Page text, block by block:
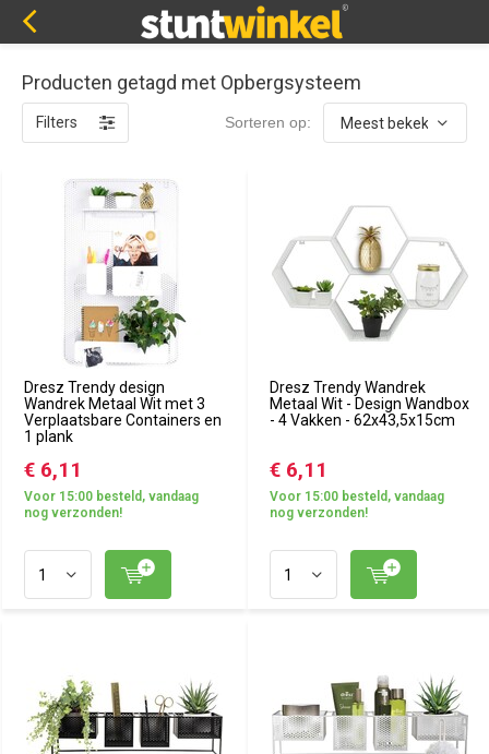
Producten getagd met Opbergsysteem
Filters Sorteren op:
Dresz Trendy design
Wandrek Metaal Wit met 3
Verplaatsbare Containers en
1 plank
€ 6,11
Voor 15:00 besteld, vandaag
nog verzonden!
Dresz Trendy Wandrek
Metaal Wit - Design Wandbox
- 4 Vakken - 62x43,5x15cm
€ 6,11
Voor 15:00 besteld, vandaag
nog verzonden!